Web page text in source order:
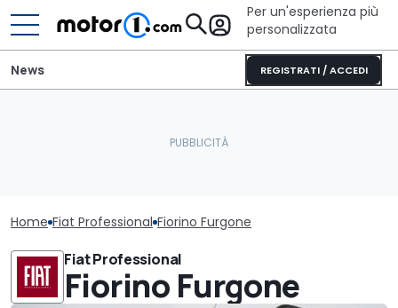
Per un'esperienza più
personalizzata
REGISTRATI / ACCEDI
News
Home Fiat Professional Fiorino Furgone
Fiat Professional
Fiorino Furgone